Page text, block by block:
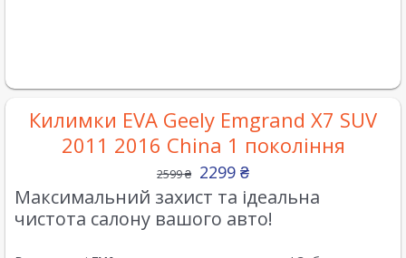
Килимки EVA Geely Emgrand X7 SUV
2011 2016 China 1 покоління
2599₴ 2299 ₴
Максимальний захист та ідеальна
чистота салону вашого авто!